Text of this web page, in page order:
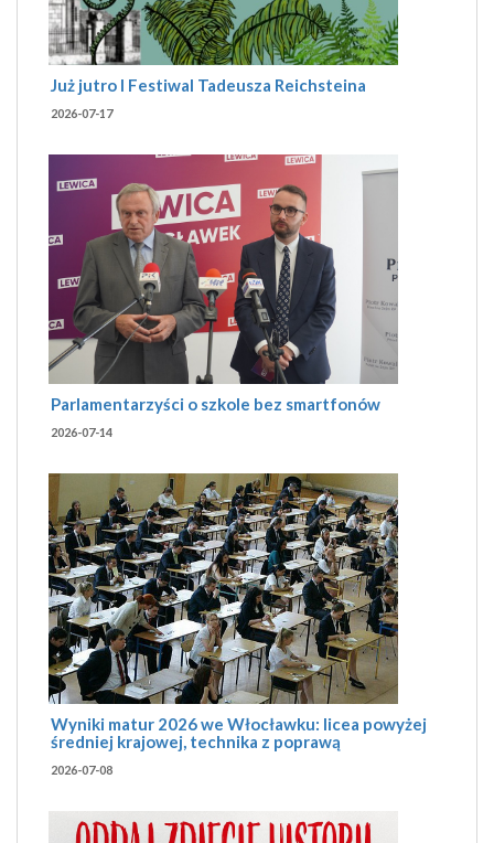
Już jutro I Festiwal Tadeusza Reichsteina
2026-07-17
Parlamentarzyści o szkole bez smartfonów
2026-07-14
Wyniki matur 2026 we Włocławku: licea powyżej
średniej krajowej, technika z poprawą
2026-07-08